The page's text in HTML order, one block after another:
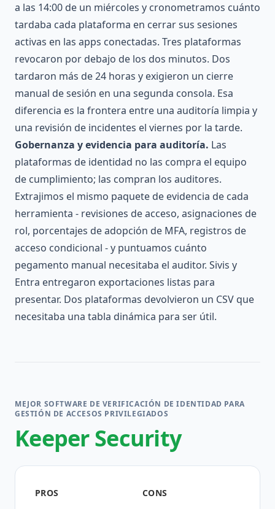
a las 14:00 de un miércoles y cronometramos cuánto
tardaba cada plataforma en cerrar sus sesiones
activas en las apps conectadas. Tres plataformas
revocaron por debajo de los dos minutos. Dos
tardaron más de 24 horas y exigieron un cierre
manual de sesión en una segunda consola. Esa
diferencia es la frontera entre una auditoría limpia y
una revisión de incidentes el viernes por la tarde.
Gobernanza y evidencia para auditoría. Las
plataformas de identidad no las compra el equipo
de cumplimiento; las compran los auditores.
Extrajimos el mismo paquete de evidencia de cada
herramienta - revisiones de acceso, asignaciones de
rol, porcentajes de adopción de MFA, registros de
acceso condicional - y puntuamos cuánto
pegamento manual necesitaba el auditor. Sivis y
Entra entregaron exportaciones listas para
presentar. Dos plataformas devolvieron un CSV que
necesitaba una tabla dinámica para ser útil.
MEJOR SOFTWARE DE VERIFICACIÓN DE IDENTIDAD PARA
GESTIÓN DE ACCESOS PRIVILEGIADOS
Keeper Security
PROS
CONS